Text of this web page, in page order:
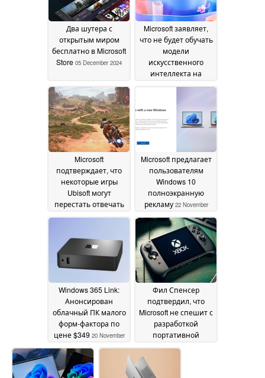
Два шутера с
открытым миром
бесплатно в Microsoft
Store 05 December 2024
Microsoft заявляет,
что не будет обучать
модели
искусственного
интеллекта на
данных Office без
November 2024
Microsoft
подтверждает, что
некоторые игры
Ubisoft могут
перестать отвечать
на запросы в
November 2024
Microsoft предлагает
пользователям
Windows 10
полноэкранную
рекламу 22 November
2024
Windows 365 Link:
Анонсирован
облачный ПК малого
форм-фактора по
цене $349 20 November
2024
Фил Спенсер
подтвердил, что
Microsoft не спешит с
разработкой
портативной
игровой консоли